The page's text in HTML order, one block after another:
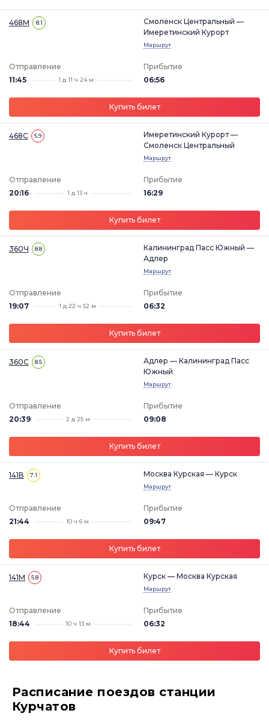
468М 8.1
Смоленск Центральный —
Имеретинский Курорт
Маршрут
Отправление
11:45
1 д 11 ч 24 м
Прибытие
06:56
Купить билет
468С 5.9
Имеретинский Курорт —
Смоленск Центральный
Маршрут
Отправление
20:16
1 д 13 ч
Прибытие
16:29
Купить билет
360Ч 8.8
Калининград Пасс Южный —
Адлер
Маршрут
Отправление
19:07
1 д 22 ч 52 м
Прибытие
06:32
Купить билет
360С 8.5
Адлер — Калининград Пасс
Южный
Маршрут
Отправление
20:39
2 д 25 м
Прибытие
09:08
Купить билет
141В 7.1 Москва Курская — Курск
Маршрут
Отправление
21:44
10 ч 6 м
Прибытие
09:47
Купить билет
141М 5.8 Курск — Москва Курская
Маршрут
Отправление
18:44
10 ч 13 м
Прибытие
06:32
Купить билет
Расписание поездов станции
Курчатов